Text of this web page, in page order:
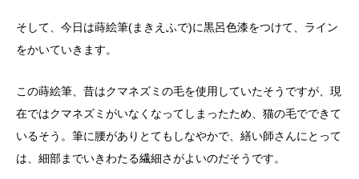
そして、今日は蒔絵筆(まきえふで)に黒呂色漆をつけて 、ライン
をかいていきます。
この蒔絵筆、昔はクマネズミの毛を使用していたそうですが、現
在ではクマネズミがいなくなってしまったため、猫の毛でできて
いるそう。筆に腰がありとてもしなやかで、繕い師さんにとって
は、細部までいきわたる繊細さがよいのだそうです。